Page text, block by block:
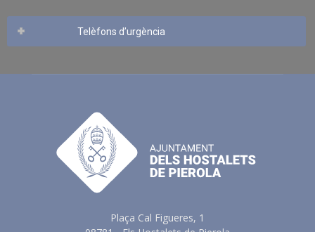
Telèfons d’urgència
Plaça Cal Figueres, 1